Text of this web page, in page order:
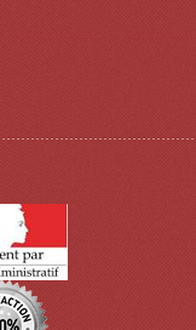
Structure ASD SX290
Structure ASD SZ 290
Angles Structure Duo290
Structure QUATRO290